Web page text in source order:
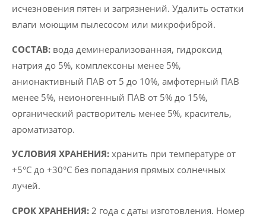
исчезновения пятен и загрязнений. Удалить остатки
влаги моющим пылесосом или микрофиброй.
CОСТАВ: вода деминерализованная, гидроксид
натрия до 5%, комплексоны менее 5%,
анионактивный ПАВ от 5 до 10%, амфотерный ПАВ
менее 5%, неионогенный ПАВ от 5% до 15%,
органический растворитель менее 5%, краситель,
ароматизатор.
УСЛОВИЯ ХРАНЕНИЯ: хранить при температуре от
+5°C до +30°C без попадания прямых солнечных
лучей.
СРОК ХРАНЕНИЯ: 2 года с даты изготовления. Номер